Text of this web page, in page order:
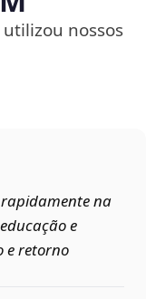
nossos
na
e
e retorno